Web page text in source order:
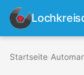
Startseite